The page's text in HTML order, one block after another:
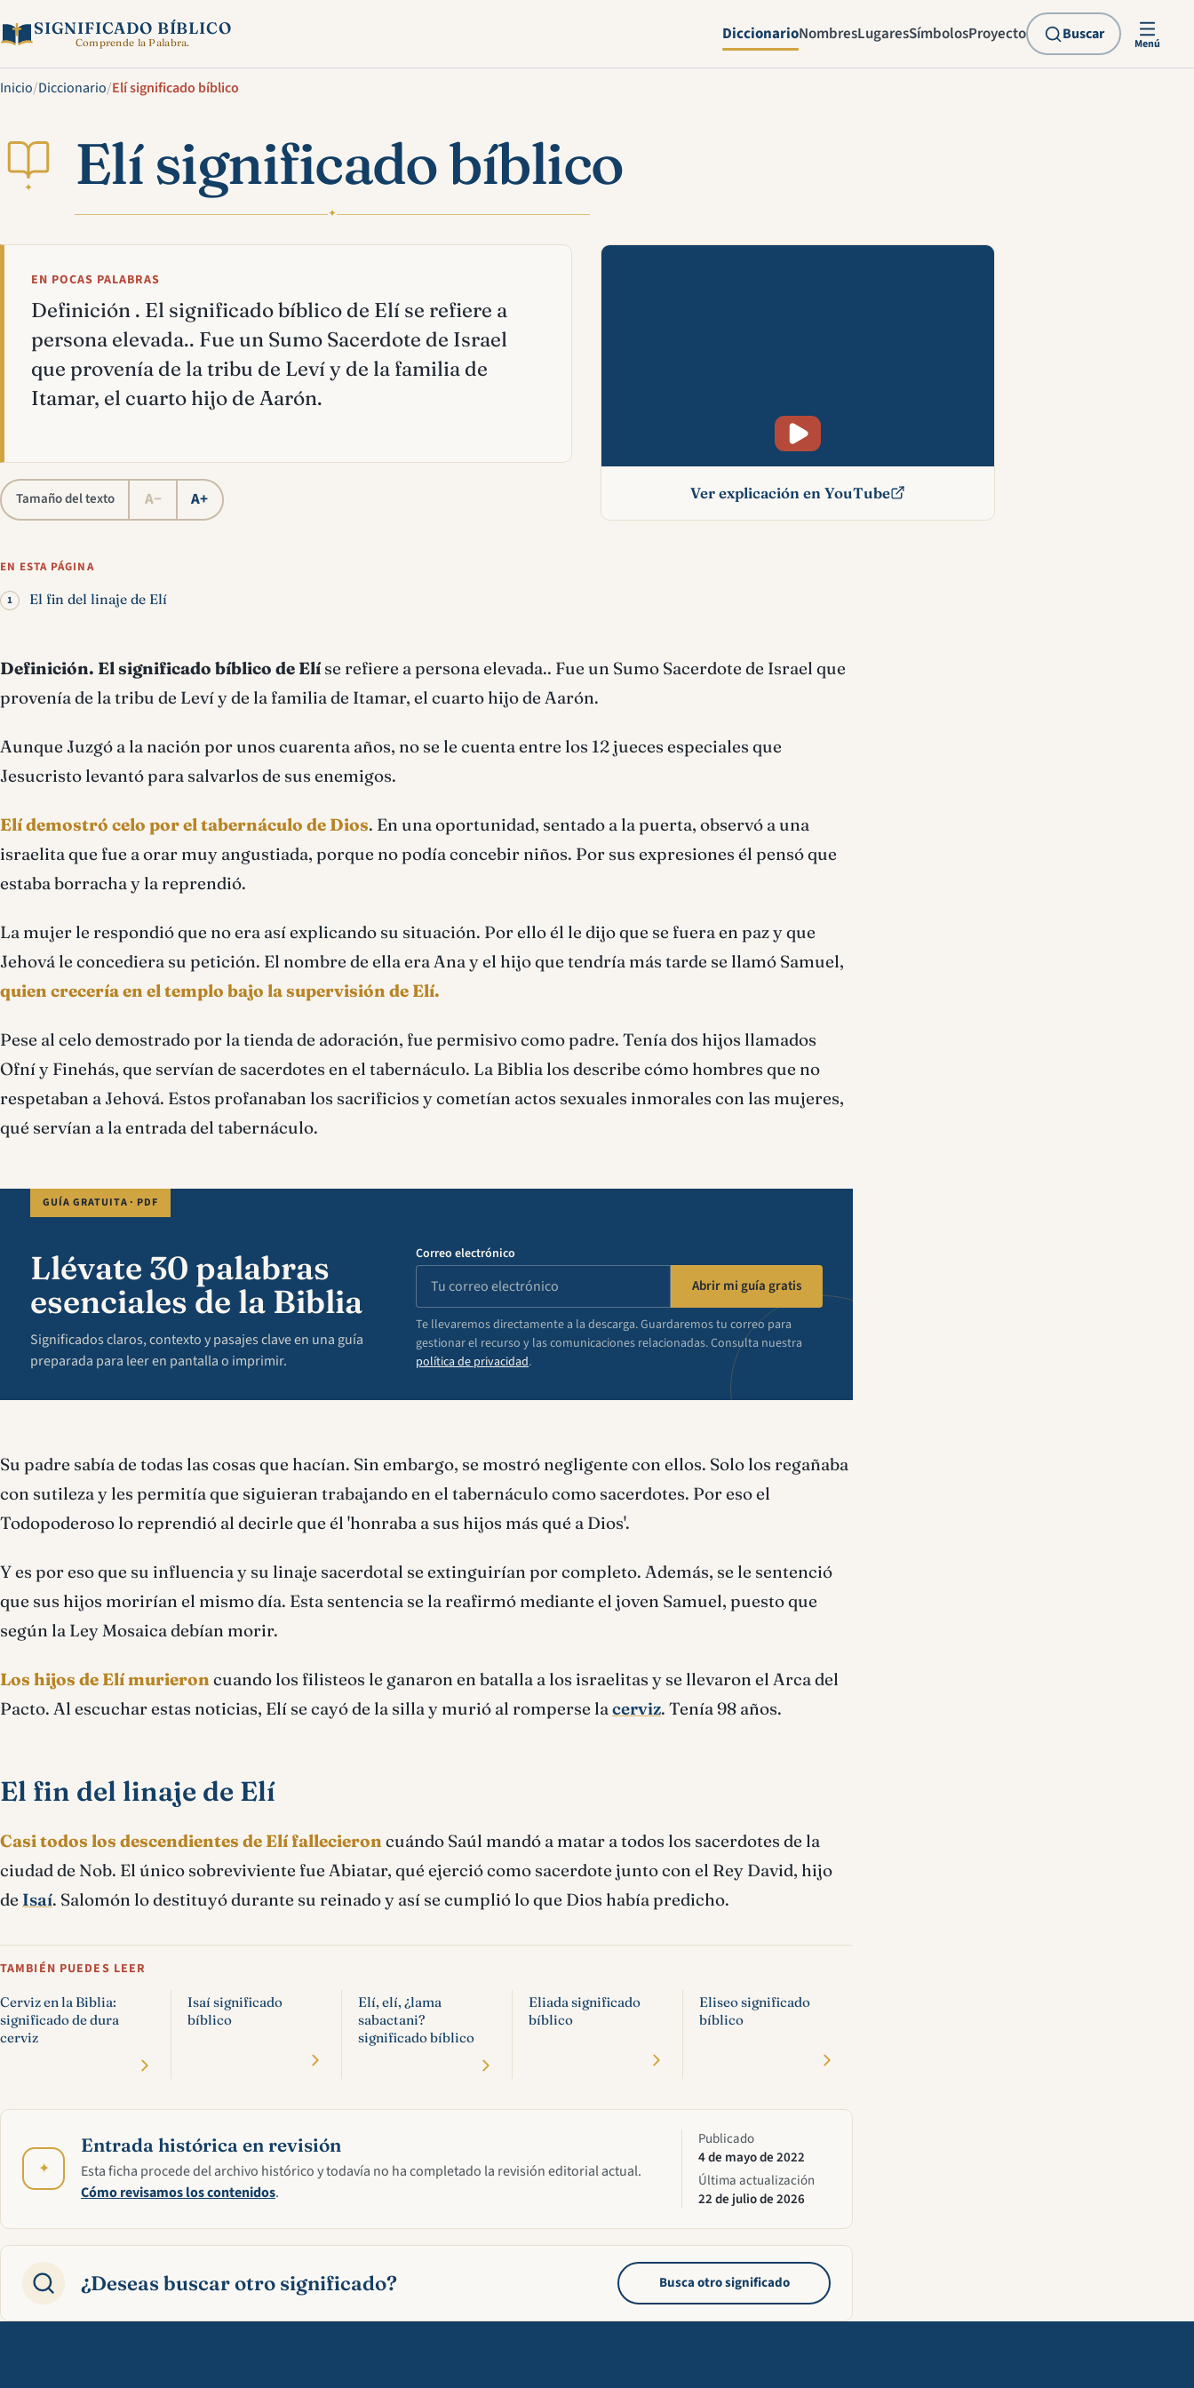
SIGNIFICADO BÍBLICO
Comprende la Palabra. DiccionarioNombresLugaresSímbolosProyecto Buscar
Menú
Inicio/Diccionario/Elí significado bíblico
✦ Elí significado bíblico
✦
EN POCAS PALABRAS
Definición . El significado bíblico de Elí se refiere a
persona elevada.. Fue un Sumo Sacerdote de Israel
que provenía de la tribu de Leví y de la familia de
Itamar, el cuarto hijo de Aarón.
Tamaño del texto A− A+
Mira esta explicación en vídeo
Ver explicación en YouTube
EN ESTA PÁGINA
El fin del linaje de Elí
Definición. El significado bíblico de Elíse refiere a persona elevada.. Fue un Sumo Sacerdote de Israel que
provenía de la tribu de Leví y de la familia de Itamar, el cuarto hijo de Aarón.
Aunque Juzgó a la nación por unos cuarenta años, no se le cuenta entre los 12 jueces especiales que
Jesucristo levantó para salvarlos de sus enemigos.
Elí demostró celo por el tabernáculo de Dios. En una oportunidad, sentado a la puerta, observó a una
israelita que fue a orar muy angustiada, porque no podía concebir niños. Por sus expresiones él pensó que
estaba borracha y la reprendió.
La mujer le respondió que no era así explicando su situación. Por ello él le dijo que se fuera en paz y que
Jehová le concediera su petición. El nombre de ella era Ana y el hijo que tendría más tarde se llamó Samuel,
quien crecería en el templo bajo la supervisión de Elí.
Pese al celo demostrado por la tienda de adoración, fue permisivo como padre. Tenía dos hijos llamados
Ofní y Finehás, que servían de sacerdotes en el tabernáculo. La Biblia los describe cómo hombres que no
respetaban a Jehová. Estos profanaban los sacrificios y cometían actos sexuales inmorales con las mujeres,
qué servían a la entrada del tabernáculo.
GUÍA GRATUITA · PDF
Llévate 30 palabras
esenciales de la Biblia
Significados claros, contexto y pasajes clave en una guía
preparada para leer en pantalla o imprimir.
Correo electrónico
Abrir mi guía gratis
Te llevaremos directamente a la descarga. Guardaremos tu correo para
gestionar el recurso y las comunicaciones relacionadas. Consulta nuestra
política de privacidad.
Su padre sabía de todas las cosas que hacían. Sin embargo, se mostró negligente con ellos. Solo los regañaba
con sutileza y les permitía que siguieran trabajando en el tabernáculo como sacerdotes. Por eso el
Todopoderoso lo reprendió al decirle que él 'honraba a sus hijos más qué a Dios'.
Y es por eso que su influencia y su linaje sacerdotal se extinguirían por completo. Además, se le sentenció
que sus hijos morirían el mismo día. Esta sentencia se la reafirmó mediante el joven Samuel, puesto que
según la Ley Mosaica debían morir.
Los hijos de Elí murieron cuando los filisteos le ganaron en batalla a los israelitas y se llevaron el Arca del
Pacto. Al escuchar estas noticias, Elí se cayó de la silla y murió al romperse lacerviz. Tenía 98 años.
El fin del linaje de Elí
Casi todos los descendientes de Elí fallecieron cuándo Saúl mandó a matar a todos los sacerdotes de la
ciudad de Nob. El único sobreviviente fue Abiatar, qué ejerció como sacerdote junto con el Rey David, hijo
de Isaí. Salomón lo destituyó durante su reinado y así se cumplió lo que Dios había predicho.
TAMBIÉN PUEDES LEER
Cerviz en la Biblia:
significado de dura
cerviz
Isaí significado
bíblico
Elí, elí, ¿lama
sabactani?
significado bíblico
Eliada significado
bíblico
Eliseo significado
bíblico
✦
Entrada histórica en revisión
Esta ficha procede del archivo histórico y todavía no ha completado la revisión editorial actual.
Cómo revisamos los contenidos.
Publicado
4 de mayo de 2022
Última actualización
22 de julio de 2026
¿Deseas buscar otro significado? Busca otro significado